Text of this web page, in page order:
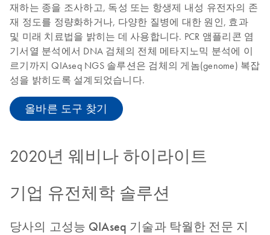
재하는 종을 조사하고, 독성 또는 항생제 내성 유전자의 존
재 정도를 정량화하거나, 다양한 질병에 대한 원인, 효과
및 미래 치료법을 밝히는 데 사용합니다. PCR 앰플리콘 염
기서열 분석에서 DNA 검체의 전체 메타지노믹 분석에 이
르기까지 QIAseq NGS 솔루션은 검체의 게놈(genome) 복잡
성을 밝히도록 설계되었습니다.
올바른 도구 찾기
2020년 웨비나 하이라이트
기업 유전체학 솔루션
당사의 고성능 QIAseq 기술과 탁월한 전문 지